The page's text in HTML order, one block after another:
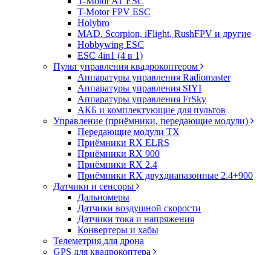
T-Motor FPV ESC
Holybro
MAD. Scorpion, iFlight, RushFPV и другие
Hobbywing ESC
ESC 4in1 (4 в 1)
Пульт управления квадрокоптером
Аппаратуры управления Radiomaster
Аппаратуры управления SIYI
Аппаратуры управления FrSky
АКБ и комплектующие для пультов
Управление (приёмники, передающие модули)
Передающие модули TX
Приёмники RX ELRS
Приёмники RX 900
Приёмники RX 2.4
Приёмники RX двухдиапазонные 2.4+900
Датчики и сенсоры
Дальномеры
Датчики воздушной скорости
Датчики тока и напряжения
Конвертеры и хабы
Телеметрия для дрона
GPS для квадрокоптера